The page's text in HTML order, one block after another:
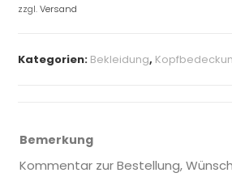
zzgl.Versand
Kategorien: Bekleidung,
Bemerkung
Kommentar zur Bestellung,